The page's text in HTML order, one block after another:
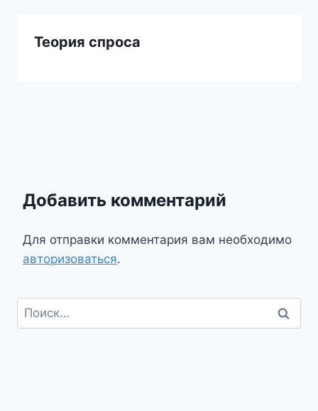
Теория спроса
Добавить комментарий
Для отправки комментария вам необходимо
авторизоваться.
Найти: